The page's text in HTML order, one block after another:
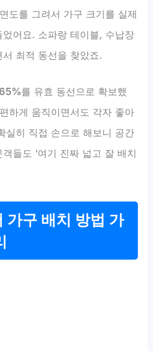
도를 그려서 가구 크기를 실제
어요. 소파랑 테이블, 수납장
최적 동선을 찾았죠.
를 유효 동선으로 확보했
하게 움직이면서도 각자 좋아
실히 직접 손으로 해보니 공간
들도 ‘여기 진짜 넓고 잘 배치
가구 배치 방법 가